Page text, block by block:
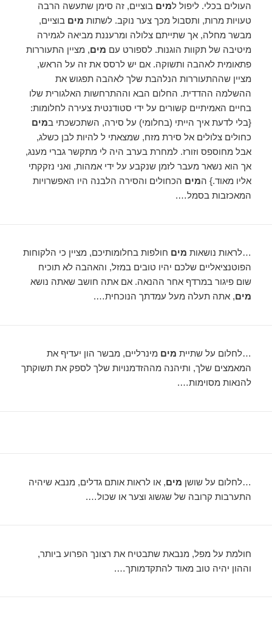
העולים בכלי. ליפול למים בוציים, זה סימן שתעשה הרבה
טעויות מרות, ותסבול מכך צער נוקב. לשתות מים בוציים,
מבשר מחלה, אך שתייתם צלולה ומרעננת מביאה לגמירה
מיטיבה של תקוות הוגנות. לספורט עם מים, מציין התעוררות
פתאומית לאהבה ותשוקה. אם יש לרסס את זה על הראש,
מציין שההתעוררות הנלהבת שלך לאהבה תפגוש את
ההשלמה ההדדית. החלום הבא וההתרחשות האלגורית שלו
בחיים האמיתיים קשורים על ידי סטודנטית צעירה לחלומות:
{בלי לדעת איך הייתי (בחלומי) על סירה, השתכשכתי במים
כחולים צלולים אל סירת מזח, שמצאתי ל להיות לבן כשלג,
אבל מחוספס וזורז. למחרת בערב היה לי מתקשר גברי מענג,
אך הוא נשאר מעבר לזמן שנקבע על ידי אמהות, ואני נזקקתי
אליו מאוד.} המים הכחולים והסירה הלבנה היו האפשרויות
המאכזבות בסמל….
…לראות נושאות מים חולפות בחלומותיכם, מציין כי הלקוחות
הפוטנציאליים שלכם יהיו טובים במזל, והאהבה לא תוכיח
שום פיגור במרדף אחר ההנאה. אם אתה חושב שאתה נושא
מים, אתה תעלה מעל עמדתך הנוכחית….
…לחלום על שתיית מים מינרליים, מבשר הון יעדיף את
המאמצים שלך, ותיהנה מההזדמנויות שלך לספק את תשוקתך
להנאות מסוימות….
…לחלום על שושן מים, או לראות אותם גדלים, מנבא שיהיה
התערבות קרובה של שגשוג וצער או שכול….
חולמת על מפל, מנבאת שתבטיח את רצונך הפרוע ביותר,
וההון יהיה טוב מאוד להתקדמותך….